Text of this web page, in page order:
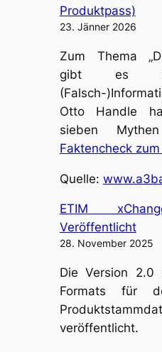
Produktpass)
23. Jänner 2026
Zum Thema
gibt es
(Falsch-
Otto Handle
sieben
Faktencheck zum
Quelle:
ETIM
Veröffentlicht
28. November 2025
Die Version 2.0
Formats für
veröffentlicht.